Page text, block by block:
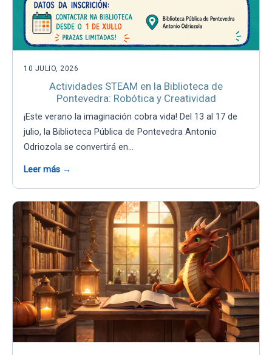
10 JULIO, 2026
Actividades STEAM en la Biblioteca de
Pontevedra: Robótica y Creatividad
¡Este verano la imaginación cobra vida! Del 13 al 17 de
julio, la Biblioteca Pública de Pontevedra Antonio
Odriozola se convertirá en…
Leer más →